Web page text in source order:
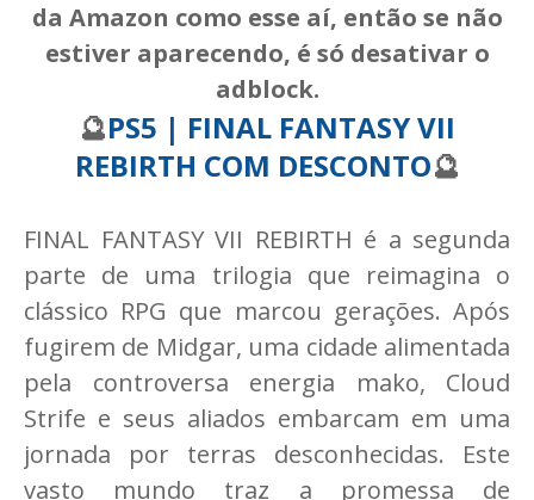
da Amazon como esse aí, então se não
estiver aparecendo, é só desativar o
adblock.
🔮PS5 | FINAL FANTASY VII
REBIRTH COM DESCONTO🔮
FINAL FANTASY VII REBIRTH é a segunda
parte de uma trilogia que reimagina o
clássico RPG que marcou gerações. Após
fugirem de Midgar, uma cidade alimentada
pela controversa energia mako, Cloud
Strife e seus aliados embarcam em uma
jornada por terras desconhecidas. Este
vasto mundo traz a promessa de